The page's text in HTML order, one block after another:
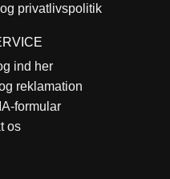
privatlivspolitik
ind her
reklamation
formular
os